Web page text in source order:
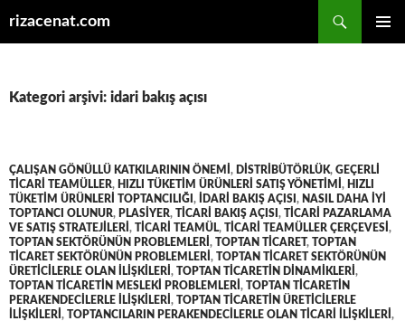
rizacenat.com
Kategori arşivi: idari bakış açısı
ÇALIŞAN GÖNÜLLÜ KATKILARININ ÖNEMI , DISTRIBÜTÖRLÜK, GEÇERLI
TICARI TEAMÜLLER, HIZLI TÜKETIM ÜRÜNLERI SATIŞ YÖNETIMI , HIZLI
TÜKETIM ÜRÜNLERI TOPTANCILIĞI , IDARI BAKIŞ AÇISI , NASIL DAHA IYI
TOPTANCI OLUNUR, PLASIYER, TICARI BAKIŞ AÇISI , TICARI PAZARLAMA
VE SATIŞ STRATEJILERI , TICARI TEAMÜL, TICARI TEAMÜLLER ÇERÇEVESI ,
TOPTAN SEKTÖRÜNÜN PROBLEMLERI , TOPTAN TICARET, TOPTAN
TICARET SEKTÖRÜNÜN PROBLEMLERI , TOPTAN TICARET SEKTÖRÜNÜN
ÜRETICILERLE OLAN ILIŞKILERI , TOPTAN TICARETIN DINAMIKLERI ,
TOPTAN TICARETIN MESLEKI PROBLEMLERI , TOPTAN TICARETIN
PERAKENDECILERLE ILIŞKILERI , TOPTAN TICARETIN ÜRETICILERLE
ILIŞKILERI , TOPTANCILARIN PERAKENDECILERLE OLAN TICARI ILIŞKILERI ,